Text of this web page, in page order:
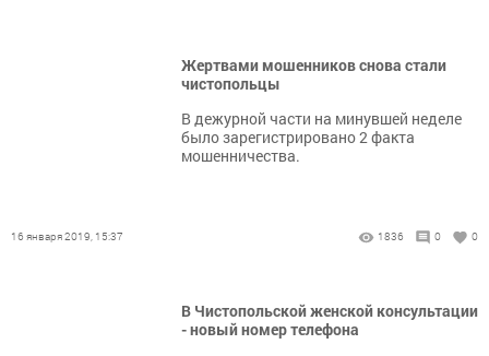
Жертвами мошенников снова стали
чистопольцы
В дежурной части на минувшей неделе
было зарегистрировано 2 факта
мошенничества.
16 января 2019, 15:37 1836 0 0
В Чистопольской женской консультации
- новый номер телефона